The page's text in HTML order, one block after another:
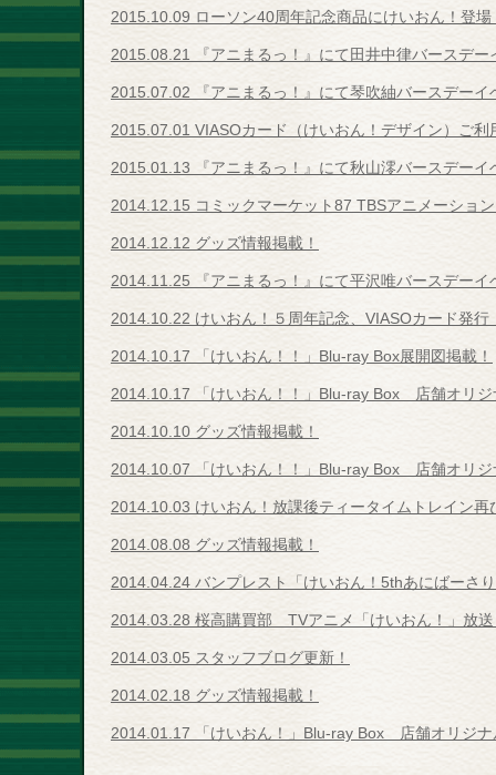
2015.10.09 ローソン40周年記念商品にけいおん！登場
2015.08.21 『アニまるっ！』にて田井中律バースデー
2015.07.02 『アニまるっ！』にて琴吹紬バースデーイ
2015.07.01 VIASOカード（けいおん！デザイン）ご利
2015.01.13 『アニまるっ！』にて秋山澪バースデーイ
2014.12.15 コミックマーケット87 TBSアニメーショ
2014.12.12 グッズ情報掲載！
2014.11.25 『アニまるっ！』にて平沢唯バースデーイ
2014.10.22 けいおん！５周年記念、VIASOカード発行
2014.10.17 「けいおん！！」Blu-ray Box展開図掲載！
2014.10.17 「けいおん！！」Blu-ray Box 店舗オリジ
2014.10.10 グッズ情報掲載！
2014.10.07 「けいおん！！」Blu-ray Box 店舗オリジ
2014.10.03 けいおん！放課後ティータイムトレイン再
2014.08.08 グッズ情報掲載！
2014.04.24 バンプレスト「けいおん！5thあにばーさ
2014.03.28 桜高購買部 TVアニメ「けいおん！」放
2014.03.05 スタッフブログ更新！
2014.02.18 グッズ情報掲載！
2014.01.17 「けいおん！」Blu-ray Box 店舗オリジナ